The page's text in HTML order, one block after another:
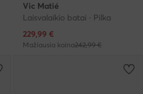
Vic Matié
Laisvalaikio batai · Pilka
Dabartinė kaina
229,99 €
Mažiausia kaina242,99 €